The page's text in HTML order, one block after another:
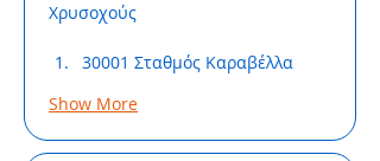
Χρυσοχούς
30001 Σταθμός Καραβέλλα
Show More